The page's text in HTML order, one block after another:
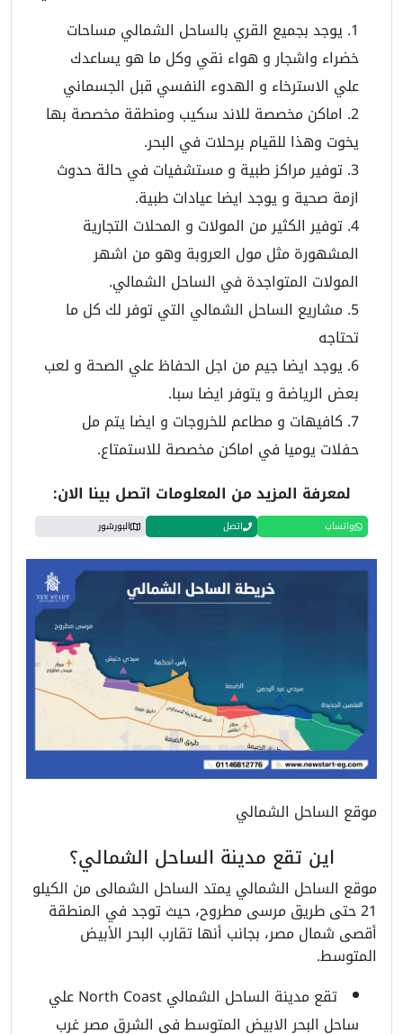
يوجد بجميع القري بالساحل الشمالي مساحات
خضراء واشجار و هواء نقي وكل ما هو يساعدك
علي الاسترخاء و الهدوء النفسي قبل الجسماني
اماكن مخصصة للاند سكيب ومنطقة مخصصة بها
يخوت وهذا للقيام برحلات في البحر.
توفير مراكز طبية و مستشفيات في حالة حدوث
ازمة صحية و يوجد ايضا عيادات طبية.
توفير الكثير من المولات و المحلات التجارية
المشهورة مثل مول العروبة وهو من اشهر
المولات المتواجدة في الساحل الشمالي.
مشاريع الساحل الشمالي التي توفر لك كل ما
تحتاجه
يوجد ايضا جيم من اجل الحفاظ علي الصحة و لعب
بعض الرياضة و يتوفر ايضا سبا.
كافيهات و مطاعم للخروجات و ايضا يتم مل
حفلات يوميا في اماكن مخصصة للاستمتاع.
لمعرفة المزيد من المعلومات اتصل بينا الان:
واتساب اتصل البورشور
موقع الساحل الشمالي
اين تقع مدينة الساحل الشمالي؟
موقع الساحل الشمالي يمتد الساحل الشمالى من الكيلو
21 حتى طريق مرسى مطروح، حيث توجد في المنطقة
أقصى شمال مصر، بجانب أنها تقارب البحر الأبيض
المتوسط.
تقع مدينة الساحل الشمالي North Coast علي
ساحل البحر الابيض المتوسط في الشرق مصر غرب